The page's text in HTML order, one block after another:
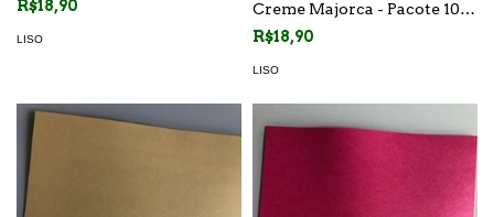
R$18,90
LISO
Creme Majorca - Pacote 10
folhas
R$18,90
LISO